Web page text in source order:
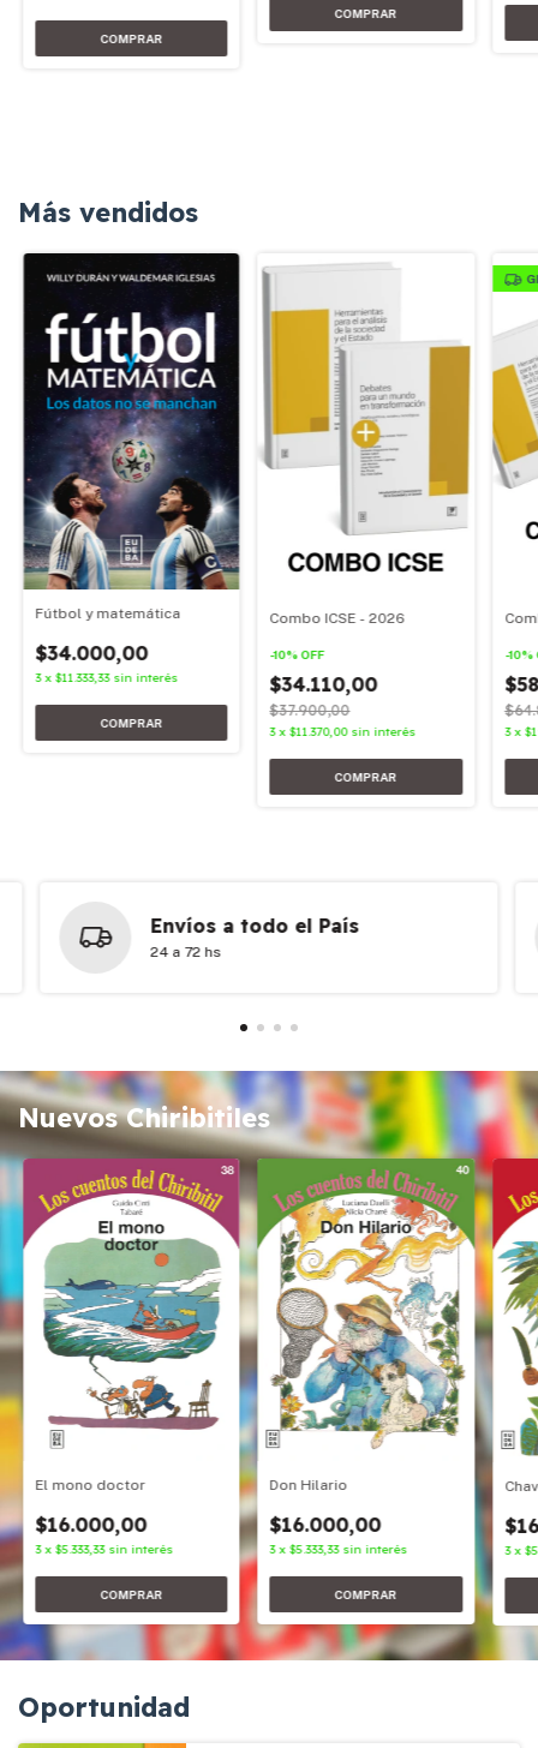
Más vendidos
Fútbol y matemática
$34.000,00
3 x $11.333,33 sin interés
Combo ICSE - 2026
-10%OFF
$34.110,00
$37.900,00
3 x$11.370,00 sin interés
-10%
3 x
Envíos a todo el País
24 a 72 hs
Nuevos Chiribitiles
El mono doctor
$16.000,00
3 x $5.333,33 sin interés
Don Hilario
$16.000,00
3 x$5.333,33 sin interés 3 x
Oportunidad